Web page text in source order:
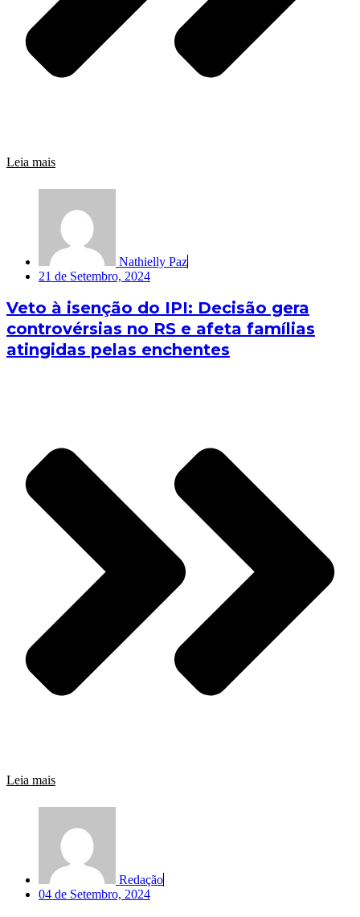
Leia mais
Nathielly Paz
21 de Setembro, 2024
Veto à isenção do IPI: Decisão gera
controvérsias no RS e afeta famílias
atingidas pelas enchentes
Leia mais
Redação
04 de Setembro, 2024